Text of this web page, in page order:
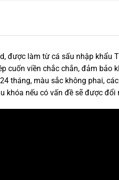
được làm từ cá sấu nhập khẩu
cuốn viền chắc chắn, đảm bảo
tháng, màu sắc không phai,
khóa nếu có vấn đề sẽ được đổi